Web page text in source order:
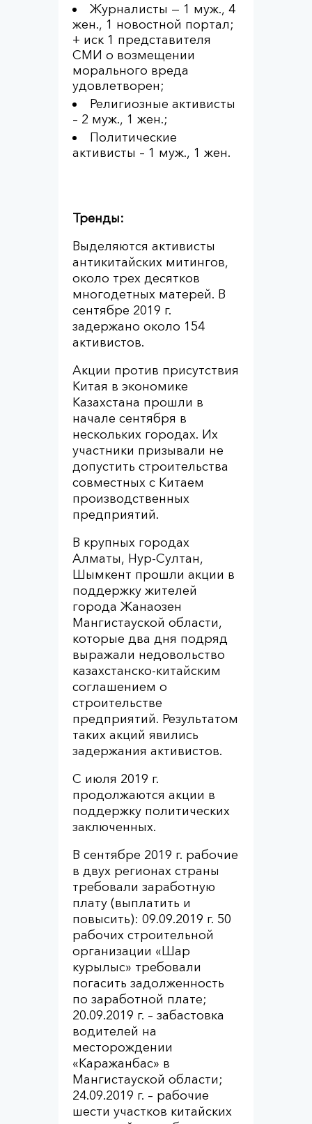
Журналисты — 1 муж., 4
жен., 1 новостной портал;
+ иск 1 представителя
СМИ о возмещении
морального вреда
удовлетворен;
Религиозные активисты
– 2 муж., 1 жен.;
Политические
активисты – 1 муж., 1 жен.
Тренды:
Выделяются активисты
антикитайских митингов,
около трех десятков
многодетных матерей. В
сентябре 2019 г.
задержано около 154
активистов.
Акции против присутствия
Китая в экономике
Казахстана прошли в
начале сентября в
нескольких городах. Их
участники призывали не
допустить строительства
совместных с Китаем
производственных
предприятий.
В крупных городах
Алматы, Нур-Султан,
Шымкент прошли акции в
поддержку жителей
города Жанаозен
Мангистауской области,
которые два дня подряд
выражали недовольство
казахстанско-китайским
соглашением о
строительстве
предприятий. Результатом
таких акций явились
задержания активистов.
С июля 2019 г.
продолжаются акции в
поддержку политических
заключенных.
В сентябре 2019 г. рабочие
в двух регионах страны
требовали заработную
плату (выплатить и
повысить): 09.09.2019 г. 50
рабочих строительной
организации «Шар
курылыс» требовали
погасить задолженность
по заработной плате;
20.09.2019 г. – забастовка
водителей на
месторождении
«Каражанбас» в
Мангистауской области;
24.09.2019 г. – рабочие
шести участков китайских